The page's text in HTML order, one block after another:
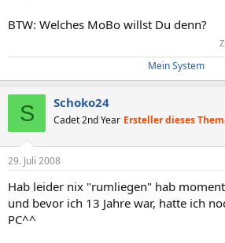
BTW: Welches MoBo willst Du denn?
Mein System
S Schoko24
Cadet 2nd Year Ersteller dieses
29. Juli 2008
Hab leider nix "rumliegen" hab
und bevor ich 13 Jahre war, hatte ich
PC^^